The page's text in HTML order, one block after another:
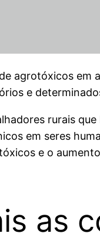
agrotóxicos
e
rurais
em seres
e o
as